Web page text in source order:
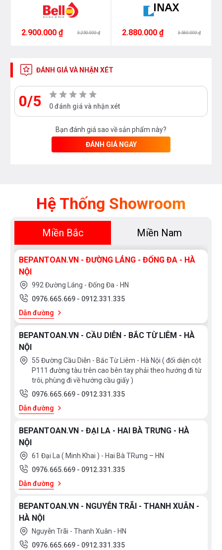
như các sản thiết bị phòng tắm và thiết bị nhà bếp
vui lòng liên hệ với chúng tôi theo
0976665669 - 0912331335
hoặc tới trực tiếp địa
2.900.000 ₫ 3.250.000 ₫ 2.880.000 ₫ 3.560.000 ₫
ĐÁNH GIÁ VÀ NHẬN XÉT
0/5 0 đánh giá và nhận xét
Bạn đánh giá sao về sản phẩm này?
ĐÁNH GIÁ NGAY
Hệ Thống Showroom
Miền Bắc Miền Nam
BEPANTOAN.VN - ĐƯỜNG LÁNG - ĐỐNG ĐA - HÀ
NỘI
992 Đường Láng - Đống Đa - HN
0976.665.669 - 0912.331.335
Dẫn đường
BEPANTOAN.VN - CẦU DIỄN - BẮC TỪ LIÊM - HÀ
NỘI
55 Đường Cầu Diễn - Bắc Từ Liêm - Hà Nội ( đối diện cột
P111 đường tàu trên cao bên tay phải theo hướng đi từ
trôi, phùng đi về hướng cầu giấy )
0976.665.669 - 0912.331.335
Dẫn đường
BEPANTOAN.VN - ĐẠI LA - HAI BÀ TRƯNG - HÀ
NỘI
61 Đại La ( Minh Khai ) - Hai Bà TRưng – HN
0976.665.669 - 0912.331.335
Dẫn đường
BEPANTOAN.VN - NGUYỄN TRÃI - THANH XUÂN -
HÀ NỘI
Nguyễn Trãi - Thanh Xuân - HN
0976.665.669 - 0912.331.335